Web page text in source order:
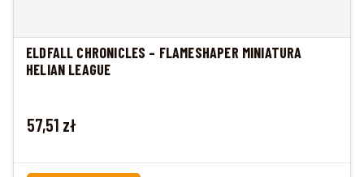
ELDFALL CHRONICLES – FLAMESHAPER MINIATURA
HELIAN LEAGUE
Cena
57,51 zł